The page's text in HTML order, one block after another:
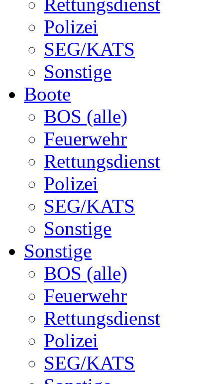
Polizei
SEG/KATS
Sonstige
Boote
BOS (alle)
Feuerwehr
Rettungsdienst
Polizei
SEG/KATS
Sonstige
Sonstige
BOS (alle)
Feuerwehr
Rettungsdienst
Polizei
SEG/KATS